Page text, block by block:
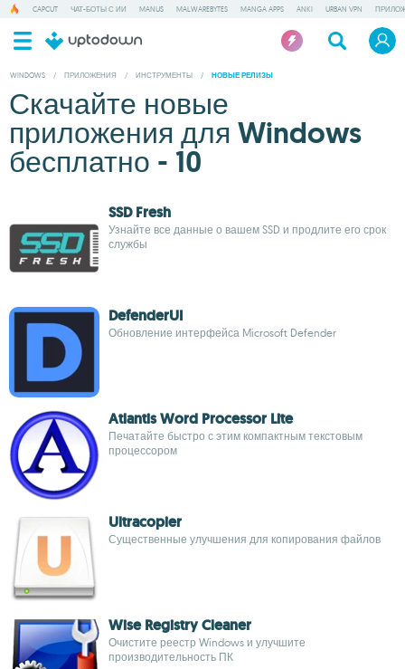
CAPCUT ЧАТ-БОТЫ С ИИ MANUS MALWAREBYTES MANGA APPS ANKI URBAN VPN
WINDOWS / ПРИЛОЖЕНИЯ / ИНСТРУМЕНТЫ / НОВЫЕ РЕЛИЗЫ
Скачайте новые
приложения для Windows
бесплатно - 10
SSD Fresh
Узнайте все данные о вашем SSD и продлите его срок
службы
DefenderUI
Обновление интерфейса Microsoft Defender
Atlantis Word Processor Lite
Печатайте быстро с этим компактным текстовым
процессором
Ultracopier
Существенные улучшения для копирования файлов
Wise Registry Cleaner
Очистите реестр Windows и улучшите
производительность ПК